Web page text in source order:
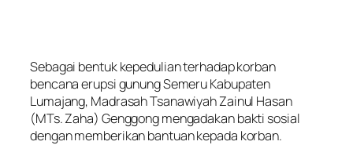
Sebagai bentuk kepedulian terhadap korban
bencana erupsi gunung Semeru Kabupaten
Lumajang, Madrasah Tsanawiyah Zainul Hasan
(MTs. Zaha) Genggong mengadakan bakti sosial
dengan memberikan bantuan kepada korban.